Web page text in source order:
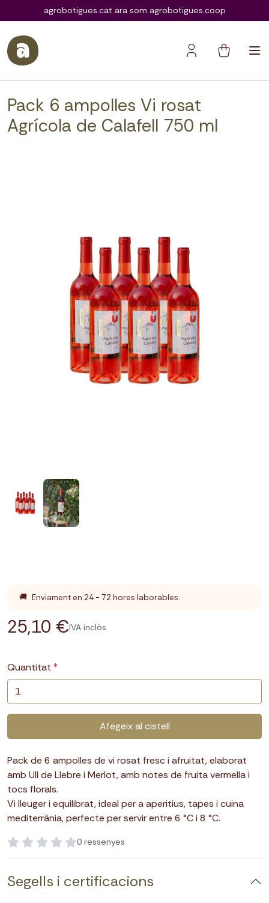
agrobotigues.coop
agrobotigues.cat ara som agrobotigues.coop
Pack 6 ampolles Vi rosat
Agrícola de Calafell 750 ml
🚚 Enviament en 24 - 72 hores laborables.
25,10 €IVA inclòs
Quantitat
Afegeix al cistell
Pack de 6 ampolles de vi rosat fresc i afruitat, elaborat
amb Ull de Llebre i Merlot, amb notes de fruita vermella i
tocs florals.
Vi lleuger i equilibrat, ideal per a aperitius, tapes i cuina
mediterrània, perfecte per servir entre 6 °C i 8 °C.
0 ressenyes
Segells i certificacions